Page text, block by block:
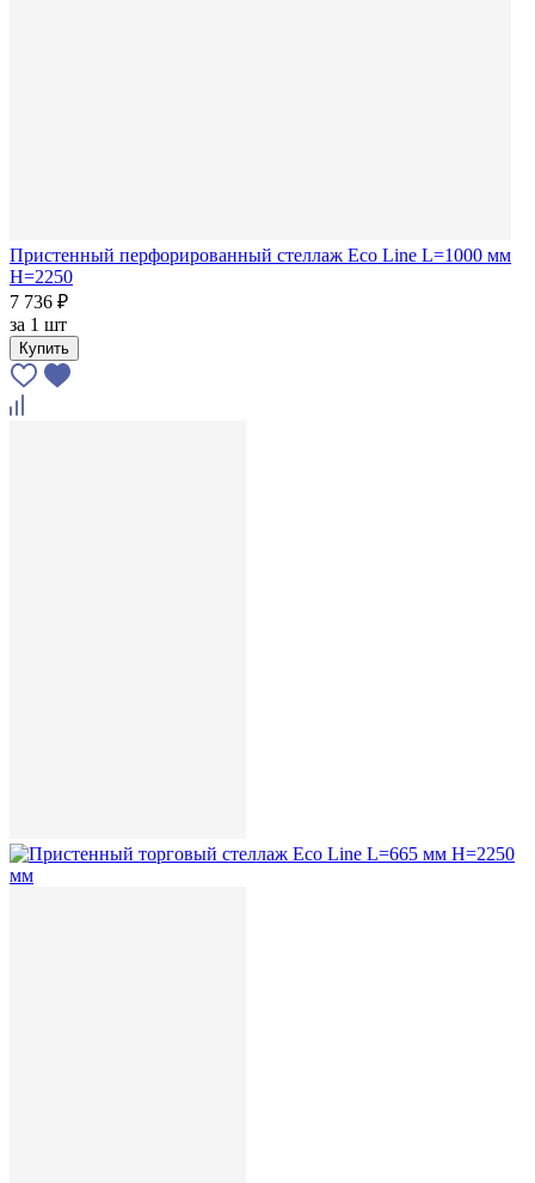
Пристенный перфорированный стеллаж Eco Line L=1000 мм
H=2250
7 736 ₽
за 1 шт
Купить